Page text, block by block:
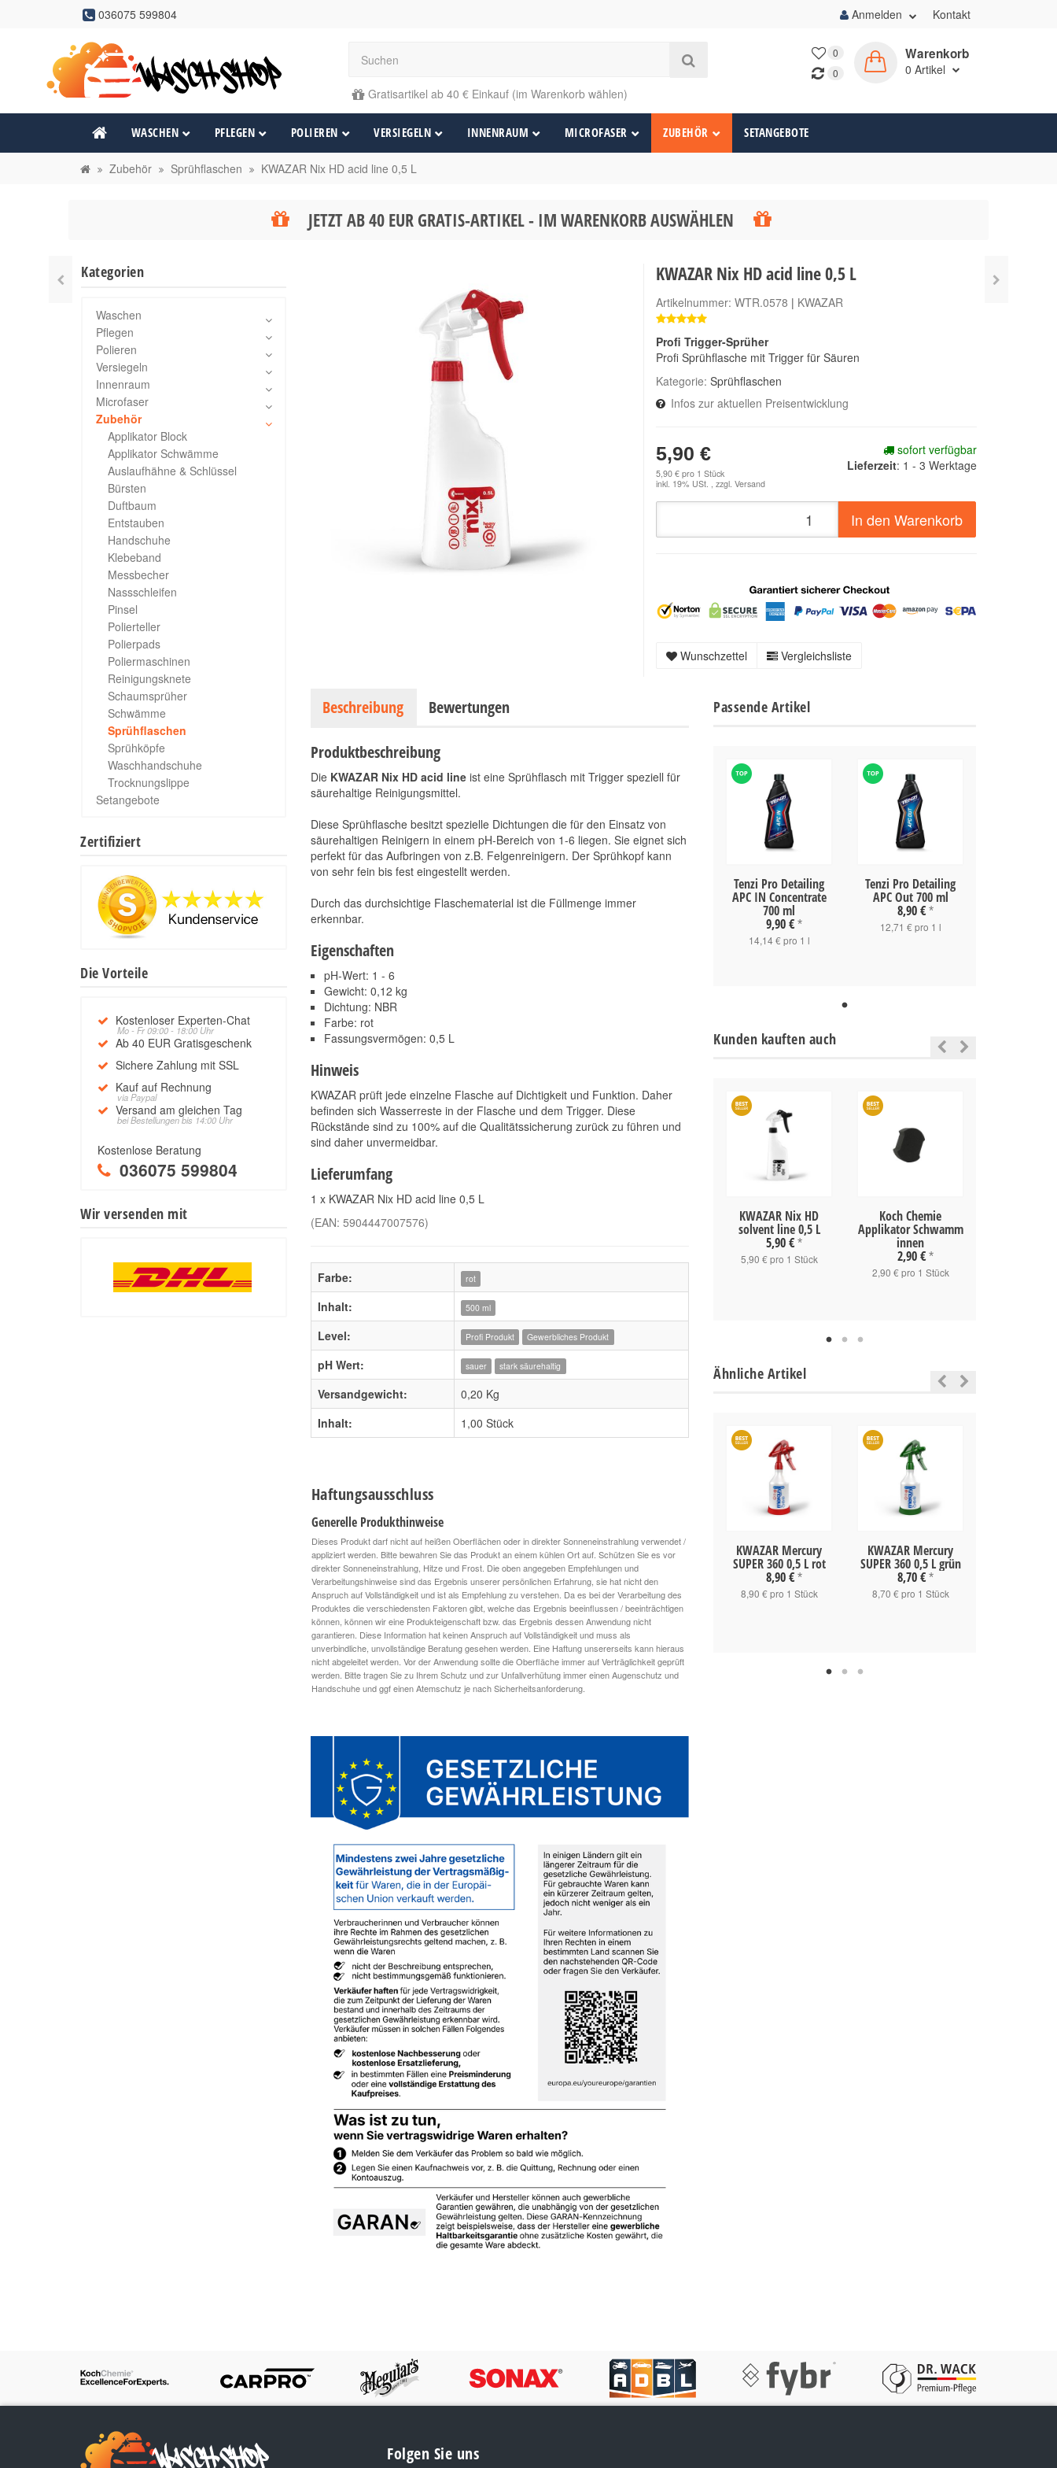
036075 599804 Anmelden Kontakt
Gratisartikel ab 40 € Einkauf (im Warenkorb wählen)
0
0
Warenkorb
0 Artikel
WASCHEN PFLEGEN POLIEREN VERSIEGELN INNENRAUM MICROFASER ZUBEHÖR SETANGEBOTE
Zubehör Sprühflaschen KWAZAR Nix HD acid line 0,5 L
JETZT AB 40 EUR GRATIS-ARTIKEL - IM WARENKORB AUSWÄHLEN
KWAZAR Nix HD acid line 0,5 L
Artikelnummer:WTR.0578 | KWAZAR
Profi Trigger-Sprüher
Profi Sprühflasche mit Trigger für Säuren
Kategorie:Sprühflaschen
Infos zur aktuellen Preisentwicklung
5,90 €
5,90 € pro 1 Stück
inkl. 19% USt. , zzgl.Versand
sofort verfügbar
Lieferzeit: 1 - 3 Werktage
In den Warenkorb
Wunschzettel Vergleichsliste
Beschreibung Bewertungen
Produktbeschreibung
Die KWAZAR Nix HD acid lineist eine Sprühflasch mit Trigger speziell für
säurehaltige Reinigungsmittel.
Diese Sprühflasche besitzt spezielle Dichtungen die für den Einsatz von
säurehaltigen Reinigern in einem pH-Bereich von 1-6 liegen. Sie eignet sich
perfekt für das Aufbringen von z.B. Felgenreinigern. Der Sprühkopf kann
von sehr fein bis fest eingestellt werden.
Durch das durchsichtige Flaschematerial ist die Füllmenge immer
erkennbar.
Eigenschaften
pH-Wert: 1 - 6
Gewicht: 0,12 kg
Dichtung: NBR
Farbe: rot
Fassungsvermögen: 0,5 L
Hinweis
KWAZAR prüft jede einzelne Flasche auf Dichtigkeit und Funktion. Daher
befinden sich Wasserreste in der Flasche und dem Trigger. Diese
Rückstände sind zu 100% auf die Qualitätssicherung zurück zu führen und
sind daher unvermeidbar.
Lieferumfang
1 x KWAZAR Nix HD acid line 0,5 L
(EAN: 5904447007576)
Farbe: rot
Inhalt: 500 ml
Level: Profi Produkt Gewerbliches Produkt
pH Wert: sauer stark säurehaltig
Versandgewicht:
0,20 Kg
Inhalt:
1,00 Stück
Haftungsausschluss
Generelle Produkthinweise
Dieses Produkt darf nicht auf heißen Oberflächen oder in direkter Sonneneinstrahlung verwendet /
appliziert werden. Bitte bewahren Sie das Produkt an einem kühlen Ort auf. Schützen Sie es vor
direkter Sonneneinstrahlung, Hitze und Frost. Die oben angegeben Empfehlungen und
Verarbeitungshinweise sind das Ergebnis unserer persönlichen Erfahrung, sie hat nicht den
Anspruch auf Vollständigkeit und ist als Empfehlung zu verstehen. Da es bei der Verarbeitung des
Produktes die verschiedensten Faktoren gibt, welche das Ergebnis beeinflussen / beeinträchtigen
können, können wir eine Produkteigenschaft bzw. das Ergebnis dessen Anwendung nicht
garantieren. Diese Information hat keinen Anspruch auf Vollständigkeit und muss als
unverbindliche, unvollständige Beratung gesehen werden. Eine Haftung unsererseits kann hieraus
nicht abgeleitet werden. Vor der Anwendung sollte die Oberfläche immer auf Verträglichkeit geprüft
werden. Bitte tragen Sie zu Ihrem Schutz und zur Unfallverhütung immer einen Augenschutz und
Handschuhe und ggf einen Atemschutz je nach Sicherheitsanforderung.
Passende Artikel
Tenzi Pro Detailing
APC IN Concentrate
700 ml
9,90 € *
14,14 € pro 1 l
Tenzi Pro Detailing
APC Out 700 ml
8,90 € *
12,71 € pro 1 l
Kunden kauften auch
10,90 €
KWAZAR Nix HD
solvent line 0,5 L
5,90 € *
5,90 € pro 1 Stück
Koch Chemie
Applikator Schwamm
innen
2,90 € *
2,90 € pro 1 Stück
Ähnliche Artikel
KWAZAR Mercury
SUPER 360 0,5 L gelb
8,70 € *
8,70 € pro 1 Stück
KWAZAR Mercury
SUPER 360 Pro 1 L
blau
9,90 € *
9,90 € pro 1 Stück
KWAZAR Mercury
SUPER 360 0,5 L rot
8,90 € *
8,90 € pro 1 Stück
KWAZAR Mercury
SUPER 360 0,5 L grün
8,70 € *
8,70 € pro 1 Stück
Kategorien
Waschen
Pflegen
Polieren
Versiegeln
Innenraum
Microfaser
Zubehör
Applikator Block
Applikator Schwämme
Auslaufhähne & Schlüssel
Bürsten
Duftbaum
Entstauben
Handschuhe
Klebeband
Messbecher
Nassschleifen
Pinsel
Polierteller
Polierpads
Poliermaschinen
Reinigungsknete
Schaumsprüher
Schwämme
Sprühflaschen
Sprühköpfe
Waschhandschuhe
Trocknungslippe
Setangebote
Zertifiziert
Die Vorteile
Kostenloser Experten-Chat
Mo - Fr 09:00 - 18:00 Uhr
Ab 40 EUR Gratisgeschenk
Sichere Zahlung mit SSL
Kauf auf Rechnung
via Paypal
Versand am gleichen Tag
bei Bestellungen bis 14:00 Uhr
Kostenlose Beratung
036075 599804
Wir versenden mit
Folgen Sie uns